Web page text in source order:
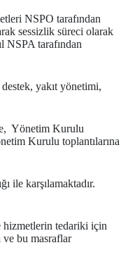
NSPO tarafından
sessizlik süreci olarak
NSPA tarafından
yakıt yönetimi,
Yönetim Kurulu
Kurulu toplantılarına
ile karşılamaktadır.
hizmetlerin tedariki için
ve bu masraflar